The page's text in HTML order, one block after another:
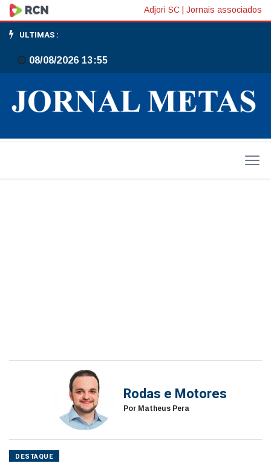
GMW
lança
Haval
H6
Flex
Adjori SC Jornais associados
ULTIMAS :
08/08/2026 13:55
Rodas e Motores
Por Matheus Pera
DESTAQUE